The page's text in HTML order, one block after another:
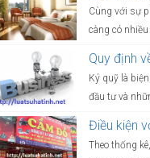
Cùng với sự
càng có
Quy định
Ký quỹ là
đầu tư và
Điều kiện
Theo thống